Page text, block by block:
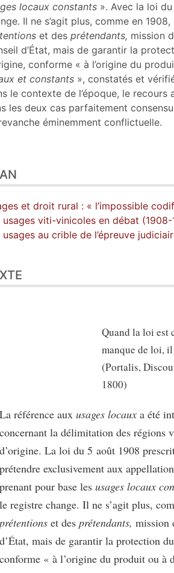
locaux constants ». Avec la loi
Il ne s’agit plus, comme en
et des prétendants, mission
d’État, mais de garantir la
conforme « à l’origine du
et constants », constatés et
le contexte de l’époque, le recours
les deux cas parfaitement
éminemment conflictuelle.
et droit rural : « l’impossible
usages viti-vinicoles en débat (1908-
usages au crible de l’épreuve
Quand la loi
manque de loi,
(Portalis,
1800)
La référence aux usages locaux a été
concernant la délimitation des régions
d’origine. La loi du 5 août 1908
prétendre exclusivement aux
prenant pour base les usages locaux
le registre change. Il ne s’agit plus,
prétentions et des prétendants, mission
d’État, mais de garantir la protection du
conforme « à l’origine du produit ou à